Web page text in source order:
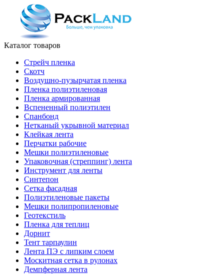
Каталог товаров
Стрейч пленка
Скотч
Воздушно-пузырчатая пленка
Пленка полиэтиленовая
Пленка армированная
Вспененный полиэтилен
Спанбонд
Нетканый укрывной материал
Клейкая лента
Перчатки рабочие
Мешки полиэтиленовые
Упаковочная (стреппинг) лента
Инструмент для ленты
Синтепон
Сетка фасадная
Полиэтиленовые пакеты
Мешки полипропиленовые
Геотекстиль
Пленка для теплиц
Дорнит
Тент тарпаулин
Лента ПЭ с липким слоем
Москитная сетка в рулонах
Демпферная лента